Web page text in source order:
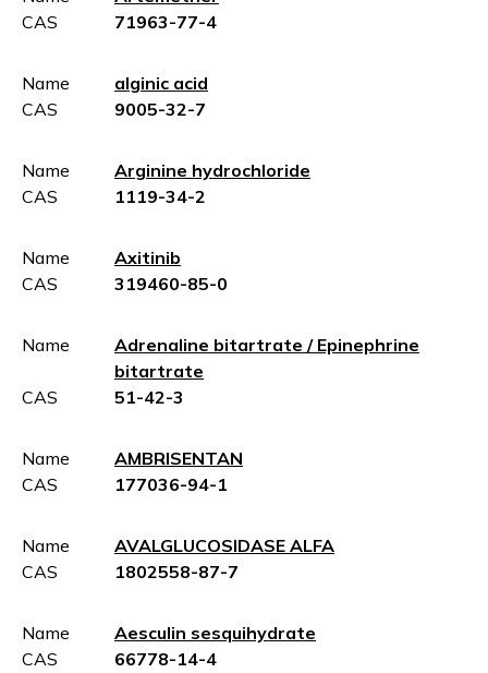
CAS
71963-77-4
Name
alginic acid
CAS
9005-32-7
Name
Arginine hydrochloride
CAS
1119-34-2
Name
Axitinib
CAS
319460-85-0
Name
Adrenaline bitartrate / Epinephrine
bitartrate
CAS
51-42-3
Name
AMBRISENTAN
CAS
177036-94-1
Name
AVALGLUCOSIDASE ALFA
CAS
1802558-87-7
Name
Aesculin sesquihydrate
CAS
66778-14-4